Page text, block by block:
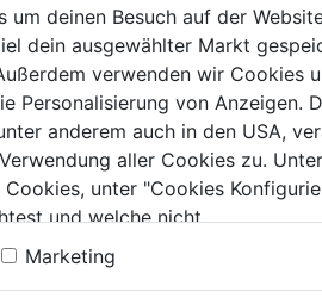
Griff
Schlitz-
Schraubendreher
kant
4,89€
deinen Besuch auf der
dein ausgewählter Markt
verwenden wir Cookies
Personalisierung von Anzeigen.
anderem auch in den USA,
aller Cookies zu.
unter "Cookies
und welche nicht.
Marketing